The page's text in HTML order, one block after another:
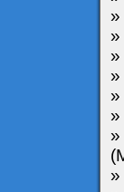
»
»
»
»
»
»
»
»